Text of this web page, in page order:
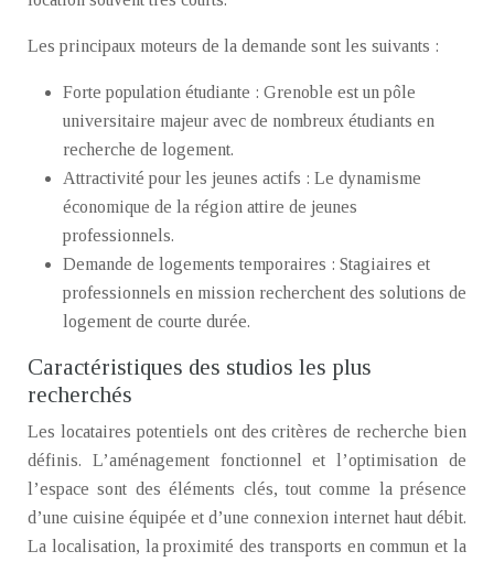
Les principaux moteurs de la demande sont les suivants :
Forte population étudiante : Grenoble est un pôle
universitaire majeur avec de nombreux étudiants en
recherche de logement.
Attractivité pour les jeunes actifs : Le dynamisme
économique de la région attire de jeunes
professionnels.
Demande de logements temporaires : Stagiaires et
professionnels en mission recherchent des solutions de
logement de courte durée.
Caractéristiques des studios les plus
recherchés
Les locataires potentiels ont des critères de recherche bien
définis. L’aménagement fonctionnel et l’optimisation de
l’espace sont des éléments clés, tout comme la présence
d’une cuisine équipée et d’une connexion internet haut débit.
La localisation, la proximité des transports en commun et la